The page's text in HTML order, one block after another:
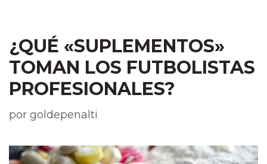
¿QUÉ «SUPLEMENTOS»
TOMAN LOS FUTBOLISTAS
PROFESIONALES?
por goldepenalti